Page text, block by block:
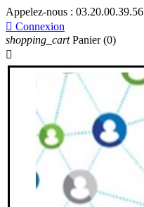
Appelez-nous : 03.20.00.39.56
 Connexion
shopping_cart Panier (0)
